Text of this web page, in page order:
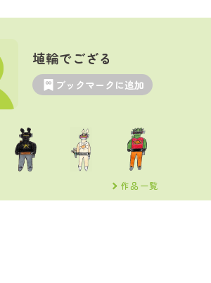
埴輪でござる
ブックマークに追加
作品一覧